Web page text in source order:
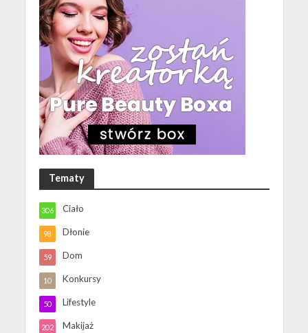
Tematy
Ciało
306
Dłonie
98
Dom
59
Konkursy
10
Lifestyle
50
Makijaż
202